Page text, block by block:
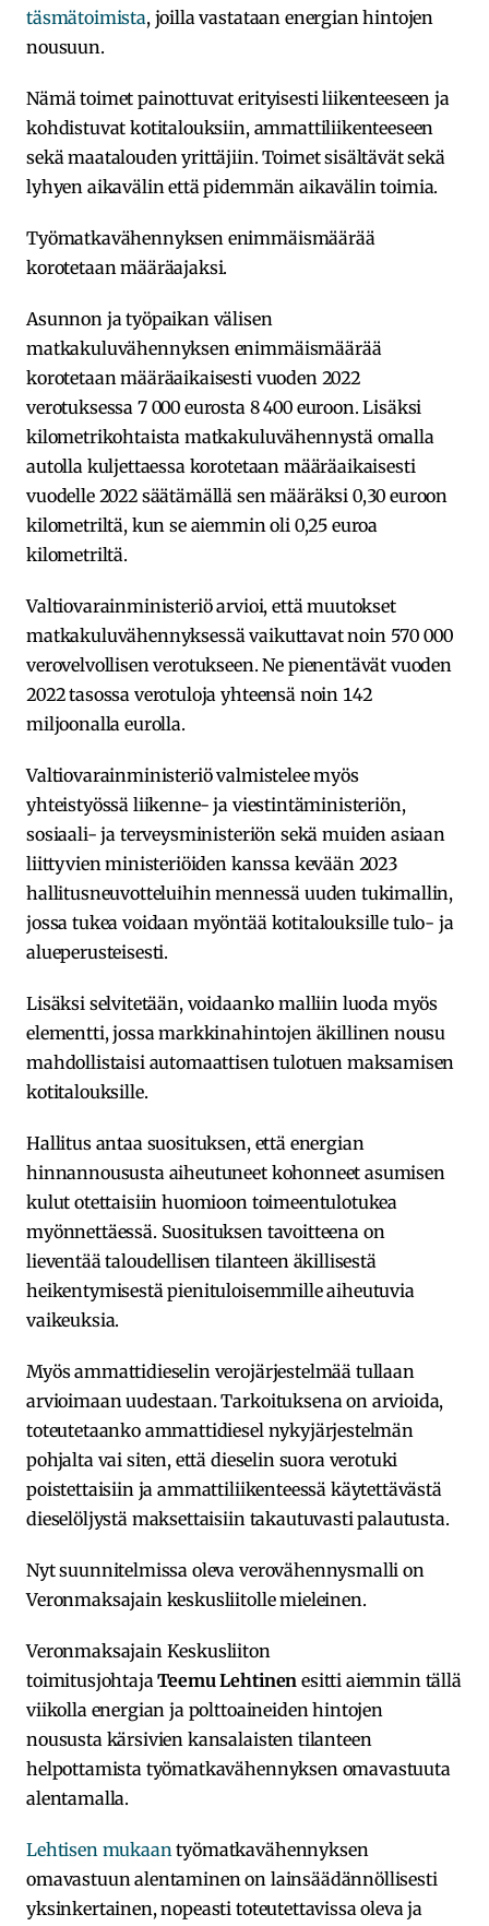
täsmätoimista, joilla vastataan energian hintojen
nousuun.
Nämä toimet painottuvat erityisesti liikenteeseen ja
kohdistuvat kotitalouksiin, ammattiliikenteeseen
sekä maatalouden yrittäjiin. Toimet sisältävät sekä
lyhyen aikavälin että pidemmän aikavälin toimia.
Työmatkavähennyksen enimmäismäärää
korotetaan määräajaksi.
Asunnon ja työpaikan välisen
matkakuluvähennyksen enimmäismäärää
korotetaan määräaikaisesti vuoden 2022
verotuksessa 7 000 eurosta 8 400 euroon. Lisäksi
kilometrikohtaista matkakuluvähennystä omalla
autolla kuljettaessa korotetaan määräaikaisesti
vuodelle 2022 säätämällä sen määräksi 0,30 euroon
kilometriltä, kun se aiemmin oli 0,25 euroa
kilometriltä.
Valtiovarainministeriö arvioi, että muutokset
matkakuluvähennyksessä vaikuttavat noin 570 000
verovelvollisen verotukseen. Ne pienentävät vuoden
2022 tasossa verotuloja yhteensä noin 142
miljoonalla eurolla.
Valtiovarainministeriö valmistelee myös
yhteistyössä liikenne- ja viestintäministeriön,
sosiaali- ja terveysministeriön sekä muiden asiaan
liittyvien ministeriöiden kanssa kevään 2023
hallitusneuvotteluihin mennessä uuden tukimallin,
jossa tukea voidaan myöntää kotitalouksille tulo- ja
alueperusteisesti.
Lisäksi selvitetään, voidaanko malliin luoda myös
elementti, jossa markkinahintojen äkillinen nousu
mahdollistaisi automaattisen tulotuen maksamisen
kotitalouksille.
Hallitus antaa suosituksen, että energian
hinnannoususta aiheutuneet kohonneet asumisen
kulut otettaisiin huomioon toimeentulotukea
myönnettäessä. Suosituksen tavoitteena on
lieventää taloudellisen tilanteen äkillisestä
heikentymisestä pienituloisemmille aiheutuvia
vaikeuksia.
Myös ammattidieselin verojärjestelmää tullaan
arvioimaan uudestaan. Tarkoituksena on arvioida,
toteutetaanko ammattidiesel nykyjärjestelmän
pohjalta vai siten, että dieselin suora verotuki
poistettaisiin ja ammattiliikenteessä käytettävästä
dieselöljystä maksettaisiin takautuvasti palautusta.
Nyt suunnitelmissa oleva verovähennysmalli on
Veronmaksajain keskusliitolle mieleinen.
Veronmaksajain Keskusliiton
toimitusjohtajaTeemu Lehtinen esitti aiemmin tällä
viikolla energian ja polttoaineiden hintojen
noususta kärsivien kansalaisten tilanteen
helpottamista työmatkavähennyksen omavastuuta
alentamalla.
Lehtisen mukaantyömatkavähennyksen
omavastuun alentaminen on lainsäädännöllisesti
yksinkertainen, nopeasti toteutettavissa oleva ja